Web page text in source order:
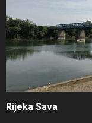
Rijeka Sava